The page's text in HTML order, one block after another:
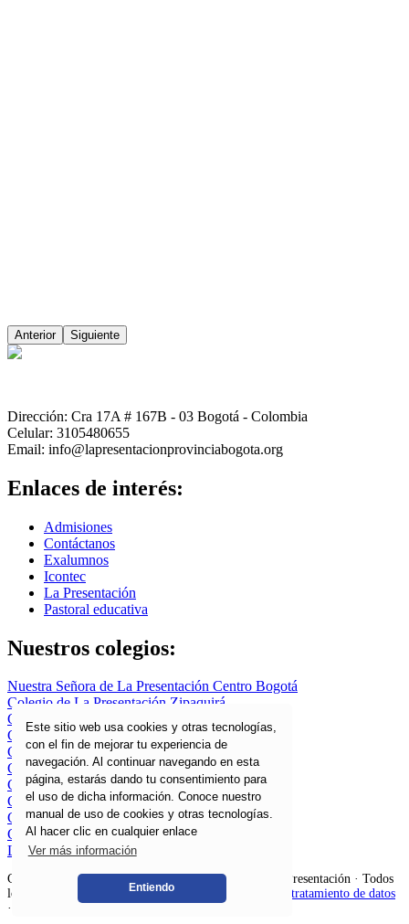
Este sitio web usa cookies y otras tecnologías,
con el fin de mejorar tu experiencia de
navegación. Al continuar navegando en esta
página, estarás dando tu consentimiento para
el uso de dicha información. Conoce nuestro
manual de uso de cookies y otras tecnologías.
Al hacer clic en cualquier enlace
Ver más información
Entiendo
Anterior Siguiente
Dirección: Cra 17A # 167B - 03 Bogotá - Colombia
Celular: 3105480655
Email: info@lapresentacionprovinciabogota.org
Enlaces de interés:
Admisiones
Contáctanos
Exalumnos
Icontec
La Presentación
Pastoral educativa
Nuestros colegios:
Nuestra Señora de La Presentación Centro Bogotá
Colegio de La Presentación Zipaquirá
Colegio La Presentación Fátima
Colegio La Presentación Ferias Bogotá
Colegio La Presentación Fusagasugá
Colegio La Presentación Girardot
Colegio La Presentación Tunja
Colegio La Presentación Ubaté
Colegio La Presentación Yopal
Colegio Liceo La Presentación Duitama
Liceo La Presentación Sogamoso
Congregación de Hnas de la Caridad Dominicas de la Presentación · Todos
los derechos son reservados ·Políticas de privacidad y tratamiento de datos
· Webmaster: